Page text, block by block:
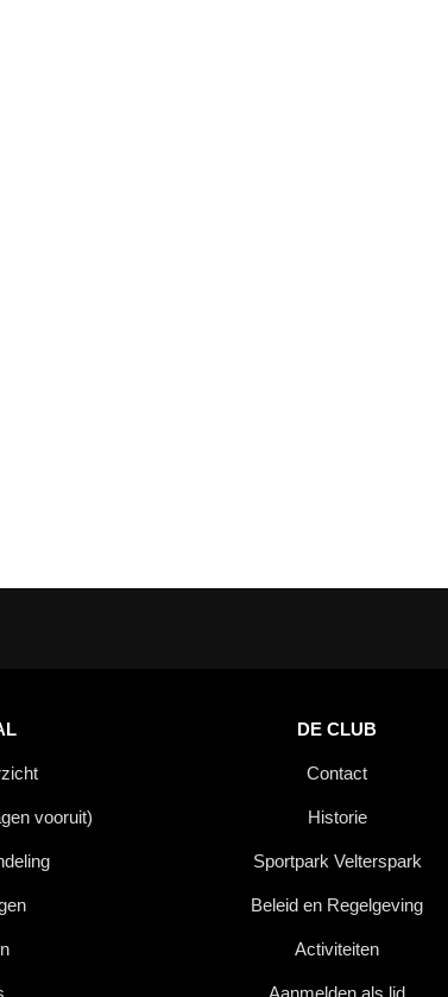
vooruit)
DE CLUB
Contact
Historie
Sportpark Velterspark
Beleid en Regelgeving
Activiteiten
Aanmelden als lid